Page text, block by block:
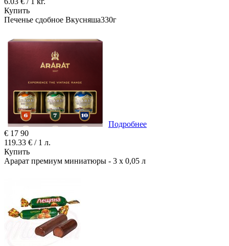
Купить
Печенье сдобное Вкусняша330г
Подробнее
€ 17 90
119.33 € / 1 л.
Купить
Арарат премиум миниатюры - 3 х 0,05 л